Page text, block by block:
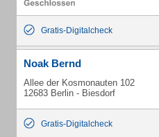
Gratis-Digitalcheck
Noak Bernd
Allee der Kosmonauten 102
12683 Berlin - Biesdorf
Gratis-Digitalcheck